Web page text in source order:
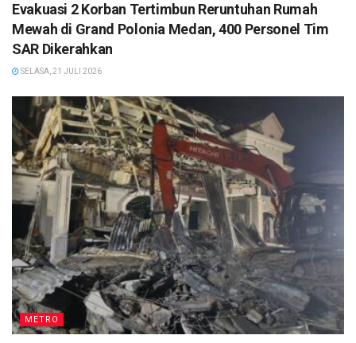
Evakuasi 2 Korban Tertimbun Reruntuhan Rumah
Mewah di Grand Polonia Medan, 400 Personel Tim
SAR Dikerahkan
SELASA, 21 JULI 2026
METRO